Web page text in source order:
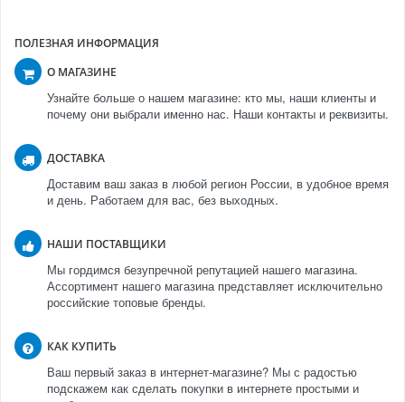
ПОЛЕЗНАЯ ИНФОРМАЦИЯ
О МАГАЗИНЕ
Узнайте больше о нашем магазине: кто мы, наши клиенты и
почему они выбрали именно нас. Наши контакты и реквизиты.
ДОСТАВКА
Доставим ваш заказ в любой регион России, в удобное время
и день. Работаем для вас, без выходных.
НАШИ ПОСТАВЩИКИ
Мы гордимся безупречной репутацией нашего магазина.
Ассортимент нашего магазина представляет исключительно
российские топовые бренды.
КАК КУПИТЬ
Ваш первый заказ в интернет-магазине? Мы с радостью
подскажем как сделать покупки в интернете простыми и